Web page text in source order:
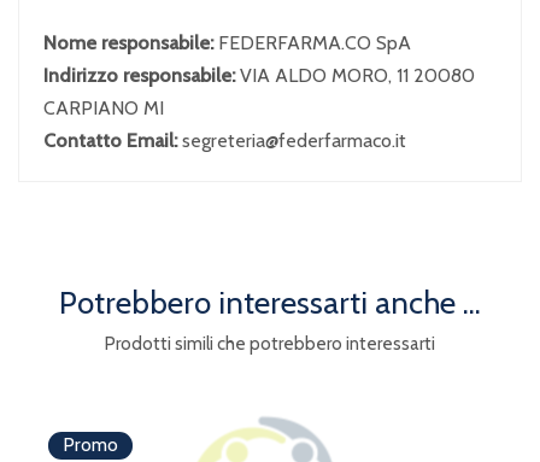
Nome responsabile: FEDERFARMA.CO SpA
Indirizzo responsabile:VIA ALDO MORO, 11 20080
CARPIANO MI
Contatto Email:segreteria@federfarmaco.it
Potrebbero interessarti anche ...
Prodotti simili che potrebbero interessarti
Promo